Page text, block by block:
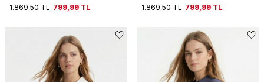
1.869,50TL 799,99 TL
1.869,50TL 799,99 TL